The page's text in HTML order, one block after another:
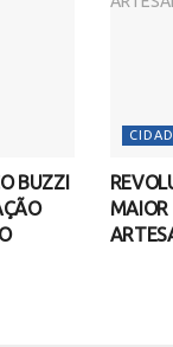
BUZZI
MAIOR